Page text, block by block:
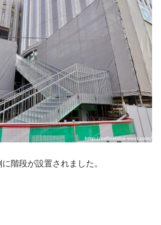
階段が設置されました。